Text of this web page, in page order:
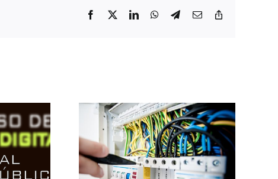
Facebook
X LinkedInWhatsApp
Telegram
Correo